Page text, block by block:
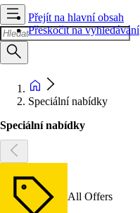
Přejít na hlavní obsah
Přeskočit na vyhledávání
Speciální nabídky
Speciální nabídky
All Offers